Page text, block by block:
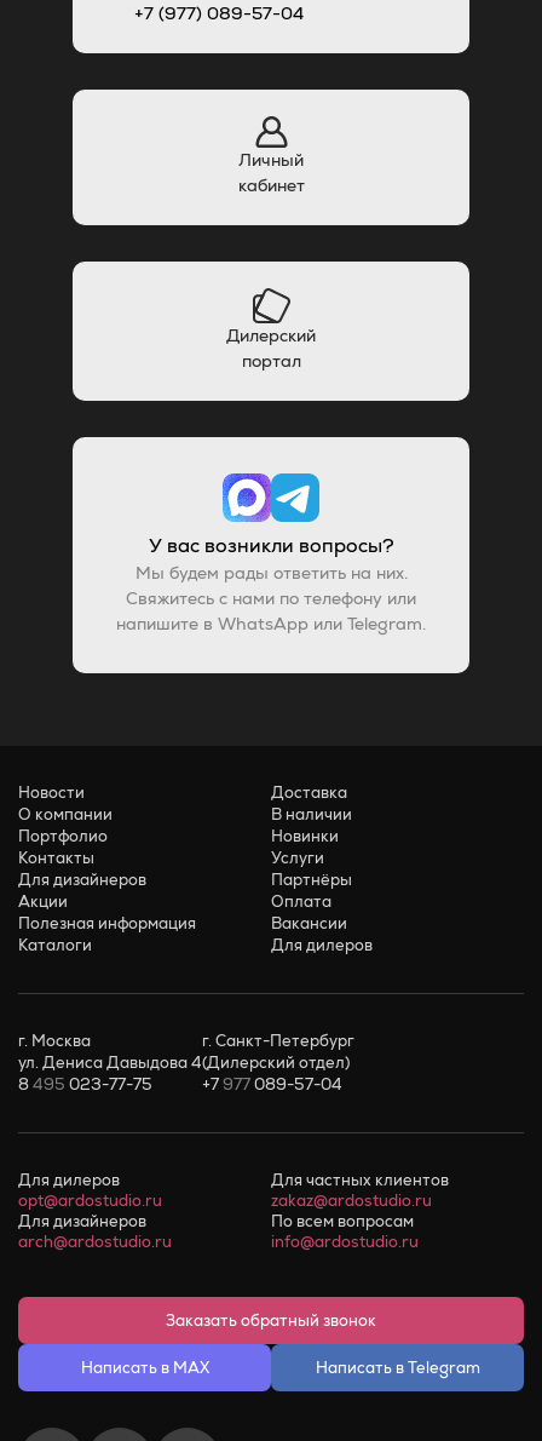
+7 (977) 089-57-04
Личный
кабинет
Дилерский
портал
У вас возникли вопросы?
Мы будем рады ответить на них.
Свяжитесь с нами по телефону или
напишите в WhatsApp или Telegram.
Новости
О компании
Портфолио
Контакты
Для дизайнеров
Акции
Полезная информация
Каталоги
Доставка
В наличии
Новинки
Услуги
Партнёры
Оплата
Вакансии
Для дилеров
г. Москва
ул. Дениса Давыдова 4
8495 023-77-75
г. Санкт-Петербург
(Дилерский отдел)
+7977089-57-04
Для дилеров
opt@ardostudio.ru
Для частных клиентов
zakaz@ardostudio.ru
Для дизайнеров
arch@ardostudio.ru
По всем вопросам
info@ardostudio.ru
Заказать обратный звонок
Написать в MAX Написать в Telegram